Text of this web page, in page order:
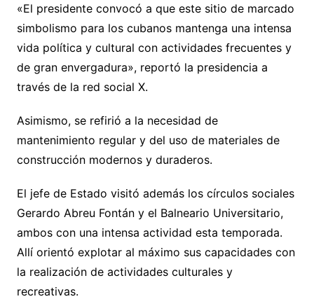
«El presidente convocó a que este sitio de marcado
simbolismo para los cubanos mantenga una intensa
vida política y cultural con actividades frecuentes y
de gran envergadura», reportó la presidencia a
través de la red social X.
Asimismo, se refirió a la necesidad de
mantenimiento regular y del uso de materiales de
construcción modernos y duraderos.
El jefe de Estado visitó además los círculos sociales
Gerardo Abreu Fontán y el Balneario Universitario,
ambos con una intensa actividad esta temporada.
Allí orientó explotar al máximo sus capacidades con
la realización de actividades culturales y
recreativas.